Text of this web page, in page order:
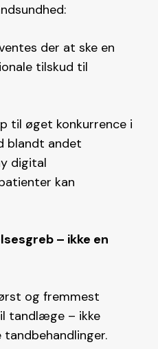
der at ske en
tilskud til
til øget konkurrence i
blandt andet
digital
kan
– ikke en
og fremmest
tandlæge – ikke